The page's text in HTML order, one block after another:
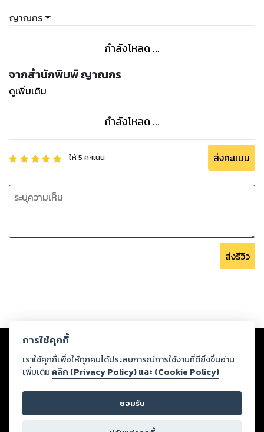
ญาณกร
กำลังโหลด ...
จากสำนักพิมพ์ ญาณกร
ดูเพิ่มเติม
กำลังโหลด ...
ให้5 คะแนน ส่งคะแนน
ส่งรีวิว
Copyright © 2026
ต่อผลงานหรือเนื้อหาใดที่อัปโหลดผ่านเว็บไซต์และปรากฏว่าละเมิดสิทธิใน
ทรัพย์สินทางปัญญาของบุคคลอื่นหรือขัดต่อกฎหมายและศีลธรรม ดังนั้น ผู้อ่าน
ทุกท่านโปรดใช้วิจารณญาณในการกลั่นกรองด้วยตนเอง และหากท่านพบว่าส่วน
หนึ่งส่วนใดขัดต่อกฎหมายและศีลธรรม กรุณาแจ้งมายังบริษัท เพื่อทีมงานจะได้
ดำเนินการในทันที ทั้งนี้ ทางสตอรี่ล็อกขอสงวนลิขสิทธิ์ตามพระราชบัญญัติ
ลิขสิทธิ์ พ.ศ. 2537 (ฉบับล่าสุด)
For support: member@ookbee.com
การใช้คุกกี้
เราใช้คุกกี้เพื่อให้ทุกคนได้ประสบการณ์การใช้งานที่ดียิ่งขึ้นอ่าน
เพิ่มเติม คลิก (Privacy Policy) และ (Cookie Policy)
ยอมรับ